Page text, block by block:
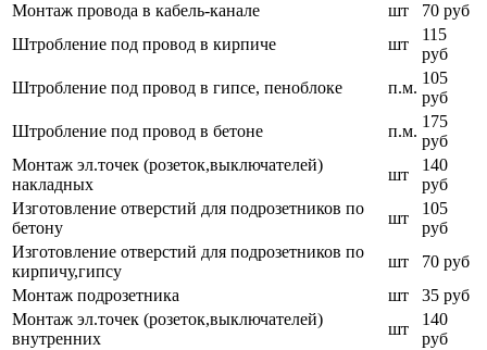
Монтаж провода в кабель-канале
шт
70 руб
Штробление под провод в кирпиче
шт
115
руб
Штробление под провод в гипсе, пеноблоке
п.м.
105
руб
Штробление под провод в бетоне
п.м.
175
руб
Монтаж эл.точек (розеток,выключателей)
накладных
шт
140
руб
Изготовление отверстий для подрозетников по
бетону
шт
105
руб
Изготовление отверстий для подрозетников по
кирпичу,гипсу
шт
70 руб
Монтаж подрозетника
шт
35 руб
Монтаж эл.точек (розеток,выключателей)
внутренних
шт
140
руб